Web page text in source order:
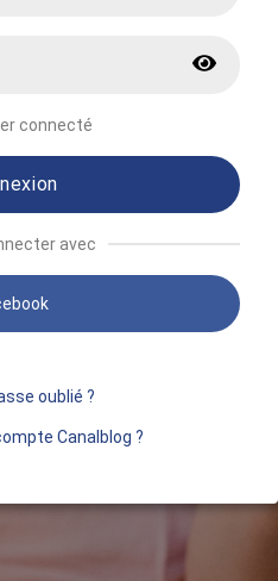
connecté
avec
oublié ?
Canalblog ?